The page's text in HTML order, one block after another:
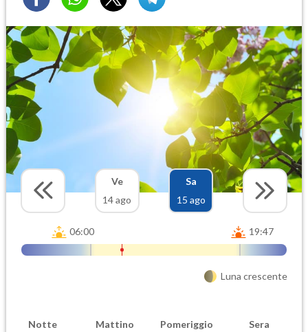
Ve
14 ago
Sa
15 ago
06:00 19:47
Luna crescente
Notte Mattino Pomeriggio Sera